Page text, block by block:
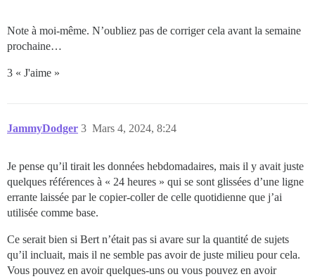
Note à moi-même. N’oubliez pas de corriger cela avant la semaine
prochaine…
3 « J'aime »
JammyDodger Mars 4, 2024, 8:24
3
Je pense qu’il tirait les données hebdomadaires, mais il y avait juste
quelques références à « 24 heures » qui se sont glissées d’une ligne
errante laissée par le copier-coller de celle quotidienne que j’ai
utilisée comme base.
Ce serait bien si Bert n’était pas si avare sur la quantité de sujets
qu’il incluait, mais il ne semble pas avoir de juste milieu pour cela.
Vous pouvez en avoir quelques-uns ou vous pouvez en avoir